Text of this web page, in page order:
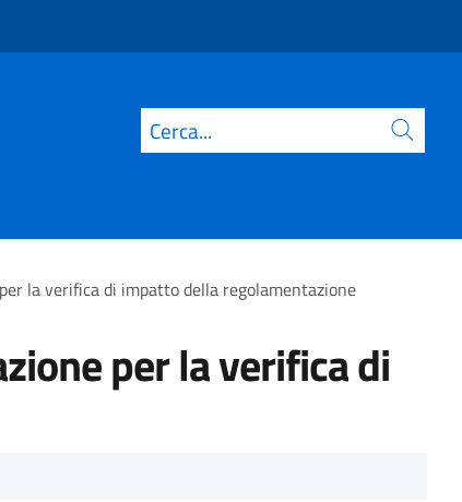
Cerca
la verifica di impatto della regolamentazione
per la verifica di